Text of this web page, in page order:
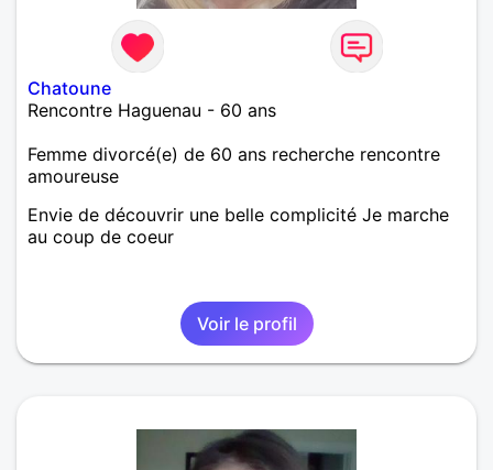
Chatoune
Rencontre Haguenau - 60 ans
Femme divorcé(e) de 60 ans recherche rencontre
amoureuse
Envie de découvrir une belle complicité Je marche
au coup de coeur
Voir le profil